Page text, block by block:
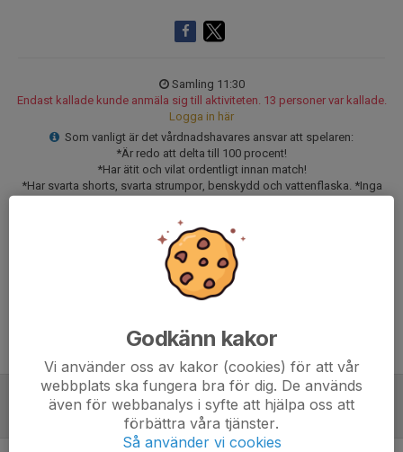
Samling 11:30
Endast kallade kunde anmäla sig till aktiviteten. 13 personer var kallade.
Logga in här
Som vanligt är det vårdnadshavares ansvar att spelaren:
*Är redo att delta till 100 procent!
*Har ätit och vilat ordentligt innan match!
*Har svarta shorts, svarta strumpor, benskydd och vattenflaska. *Inga
*Att spelaren är i tid till samling och andra tider som anges!
Svara på kallelsen senast onsdag den 20 maj klockan 17.00.
Vid uteblivet svar kan spelaren förlora sin plats och annan spelare kallas.
Meddela eventuella förhinder till ledare som är ansvarig för matchen
Godkänn kakor
Vi använder oss av kakor (cookies) för att vår
webbplats ska fungera bra för dig. De används
även för webbanalys i syfte att hjälpa oss att
förbättra våra tjänster.
Så använder vi cookies